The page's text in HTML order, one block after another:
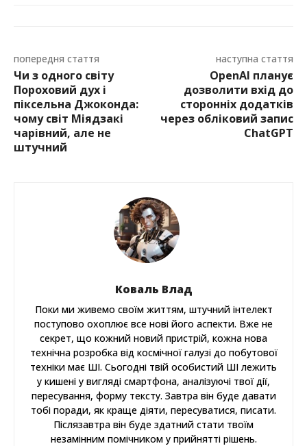
попередня стаття
Чи з одного світу
Пороховий дух і
піксельна Джоконда:
чому світ Міядзакі
чарівний, але не
штучний
наступна стаття
OpenAI планує
дозволити вхід до
сторонніх додатків
через обліковий запис
ChatGPT
Коваль Влад
Поки ми живемо своїм життям, штучний інтелект
поступово охоплює все нові його аспекти. Вже не
секрет, що кожний новий пристрій, кожна нова
технічна розробка від космічної галузі до побутової
техніки має ШІ. Сьогодні твій особистий ШІ лежить
у кишені у вигляді смартфона, аналізуючі твої дії,
пересування, форму тексту. Завтра він буде давати
тобі поради, як краще діяти, пересуватися, писати.
Післязавтра він буде здатний стати твоїм
незамінним помічником у прийнятті рішень.